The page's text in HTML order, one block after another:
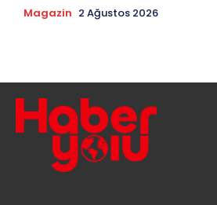
Magazin 2 Ağustos 2026